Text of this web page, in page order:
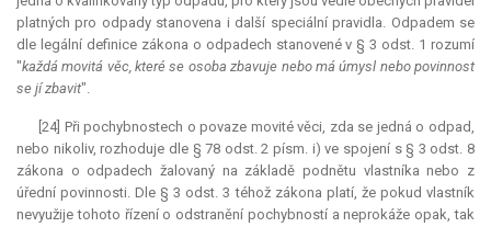
platných pro odpady stanovena i další speciální pravidla. Odpadem se
dle legální definice zákona o odpadech stanovené v § 3 odst. 1 rozumí
"každá movitá věc, které se osoba zbavuje nebo má úmysl nebo povinnost
se jí zbavit".
[24] Při pochybnostech o povaze movité věci, zda se jedná o odpad,
nebo nikoliv, rozhoduje dle § 78 odst. 2 písm. i) ve spojení s § 3 odst. 8
zákona o odpadech žalovaný na základě podnětu vlastníka nebo z
úřední povinnosti. Dle § 3 odst. 3 téhož zákona platí, že pokud vlastník
nevyužije tohoto řízení o odstranění pochybností a neprokáže opak, tak